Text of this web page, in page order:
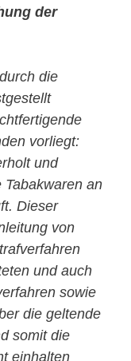
der
die
vorliegt:
und
an
Dieser
von
und auch
sowie
die geltende
somit die
einhalten